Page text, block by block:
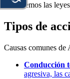
Conocemos las
Tipos de
Causas comunes
Conducción
agresiva, las